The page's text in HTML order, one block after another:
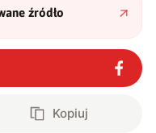
źródło
Kopiuj